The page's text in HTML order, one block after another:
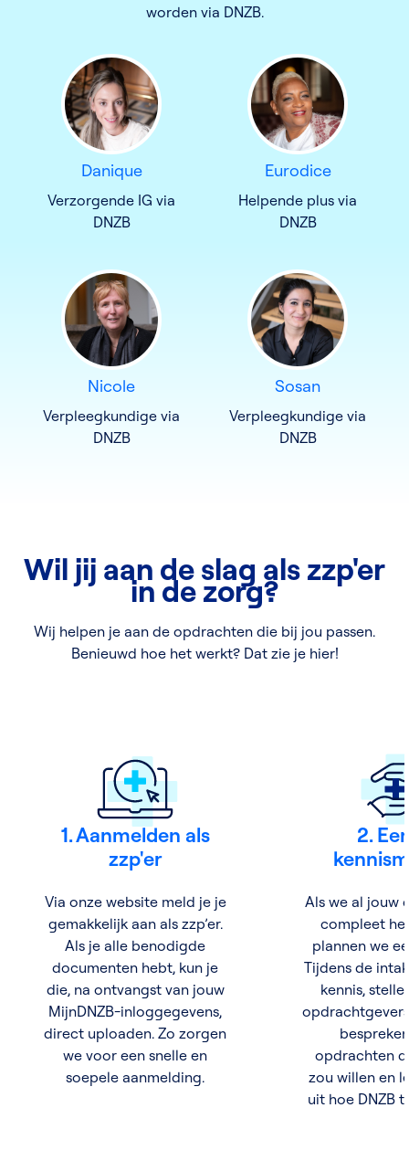
worden via DNZB.
Danique
Verzorgende IG via
DNZB
Eurodice
Helpende plus via
DNZB
Nicole
Verpleegkundige via
DNZB
Sosan
Verpleegkundige via
DNZB
Wil jij aan de slag als zzp'er
in de zorg?
Wij helpen je aan de opdrachten die bij jou passen.
Benieuwd hoe het werkt? Dat zie je hier!
1. Aanmelden als
zzp'er
Via onze website meld je je
gemakkelijk aan als zzp’er.
Als je alle benodigde
documenten hebt, kun je
die, na ontvangst van jouw
MijnDNZB-inloggegevens,
direct uploaden. Zo zorgen
we voor een snelle en
soepele aanmelding.
2.
Als we al jouw
compleet
plannen we
Tijdens de
kennis,
opdrachten
zou willen en
uit hoe DNZB